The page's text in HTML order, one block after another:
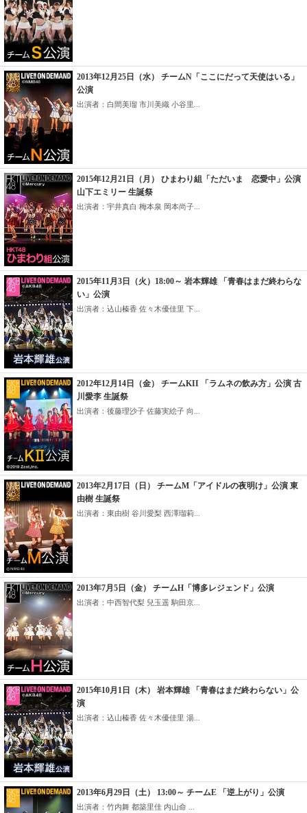
2013年12月25日（水） チームN「ここにだって天使はいる」
公演
出演者：白間美瑠 市川美織 小谷里...
2015年12月21日（月） ひまわり組「ただいま 恋愛中」公演
山下エミリー 生誕祭
出演者：宇井真白 梅本泉 岡本尚子...
2015年11月3日（火）18:00～ 岩本輝雄 「青春はまだ終わらな
い」公演
出演者：込山榛香 佐々木優佳里 下...
2012年12月14日（金） チームKII 「ラムネの飲み方」公演 古
川愛李 生誕祭
出演者：後藤理沙子 佐藤実絵子 向...
2013年2月17日（日） チームM「アイドルの夜明け」公演 東
由樹 生誕祭
出演者：東由樹 谷川愛梨 西澤瑠莉...
2013年7月5日（金） チームH「博多レジェンド」公演
出演者：中西智代梨 兒玉遥 駒田京...
2015年10月1日（木） 岩本輝雄 「青春はまだ終わらない」公
演
出演者：込山榛香 佐々木優佳里 湯...
2013年6月29日（土） 13:00～ チームE 「逆上がり」公演
出演者：竹内舞 都築里佳 内山命 ...